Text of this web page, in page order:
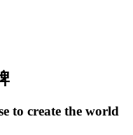
to create the world